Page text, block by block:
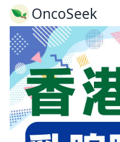
OncoSeek